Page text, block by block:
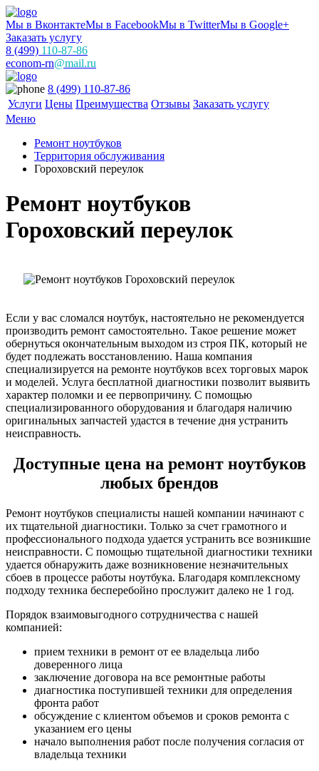
Мы в ВконтактеМы в FacebookМы в TwitterМы в Google+
Заказать услугу
8 (499) 110-87-86
econom-rn@mail.ru
8 (499) 110-87-86
Услуги Цены Преимущества Отзывы Заказать услугу
Меню
Ремонт ноутбуков
Территория обслуживания
Гороховский переулок
Ремонт ноутбуков
Гороховский переулок
Если у вас сломался ноутбук, настоятельно не рекомендуется
производить ремонт самостоятельно. Такое решение может
обернуться окончательным выходом из строя ПК, который не
будет подлежать восстановлению. Наша компания
специализируется на ремонте ноутбуков всех торговых марок
и моделей. Услуга бесплатной диагностики позволит выявить
характер поломки и ее первопричину. С помощью
специализированного оборудования и благодаря наличию
оригинальных запчастей удастся в течение дня устранить
неисправность.
Доступные цена на ремонт ноутбуков
любых брендов
Ремонт ноутбуков специалисты нашей компании начинают с
их тщательной диагностики. Только за счет грамотного и
профессионального подхода удается устранить все возникшие
неисправности. С помощью тщательной диагностики техники
удается обнаружить даже возникновение незначительных
сбоев в процессе работы ноутбука. Благодаря комплексному
подходу техника бесперебойно прослужит далеко не 1 год.
Порядок взаимовыгодного сотрудничества с нашей
компанией:
прием техники в ремонт от ее владельца либо
доверенного лица
заключение договора на все ремонтные работы
диагностика поступившей техники для определения
фронта работ
обсуждение с клиентом объемов и сроков ремонта с
указанием его цены
начало выполнения работ после получения согласия от
владельца техники